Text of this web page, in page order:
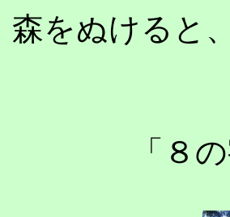
森をぬけると
「８